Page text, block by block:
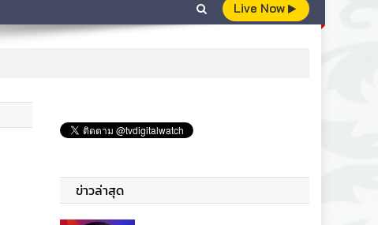
Live Now
ข่าวล่าสุด